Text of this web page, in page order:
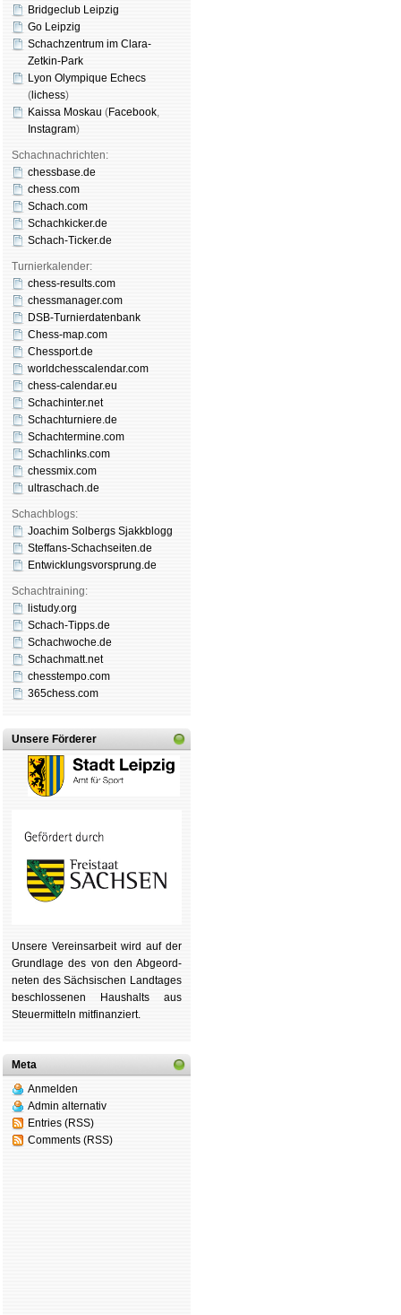
Bridgeclub Leipzig
Go Leipzig
Schachzentrum im Clara-
Zetkin-Park
Lyon Olympique Echecs
( lichess)
Kaissa Moskau (Face­book,
Insta­gram)
Schachnachrichten:
chessbase.de
chess.com
Schach.com
Schachkicker.de
Schach-Ticker.de
Turnierkalender:
chess-results.com
chessmanager.com
DSB-Turnierdatenbank
Chess-map.com
Chessport.de
worldchesscalendar.com
chess-calendar.eu
Schachinter.net
Schachturniere.de
Schachtermine.com
Schachlinks.com
chessmix.com
ultraschach.de
Schachblogs:
Joachim Solbergs Sjakkblogg
Steffans-Schachseiten.de
Entwicklungsvorsprung.de
Schachtraining:
listudy.org
Schach-Tipps.de
Schachwoche.de
Schachmatt.net
chesstempo.com
365chess.com
Unsere Förderer
Unsere Ver­eins­ar­beit wird auf der
Grund­lage des von den Ab­ge­ord­
ne­ten des Säch­si­schen Land­tages
be­schlos­se­nen Haus­halts aus
Steu­er­mitteln mit­fi­nan­ziert.
Meta
Anmelden
Admin alternativ
Entries (RSS)
Comments (RSS)